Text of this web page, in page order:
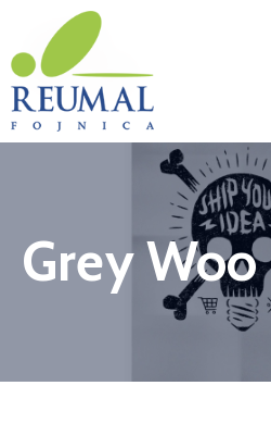
Naslovna
Reumal
Programi
Grey